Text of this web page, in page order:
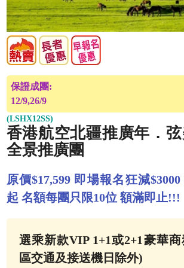
保證成團:
12/9,26/9
(LSHX12SS)
香港航空北疆推廣年．
全景推廣團
原價$17,599 即場報名狂減
起 名額每團只限10位 額滿即止!!!
選乘新款VIP 1+1或2+1豪華
區交通及接送機日除外)